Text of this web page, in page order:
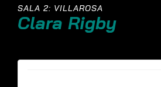
SALA 2: VILLAROSA
Clara Rigby